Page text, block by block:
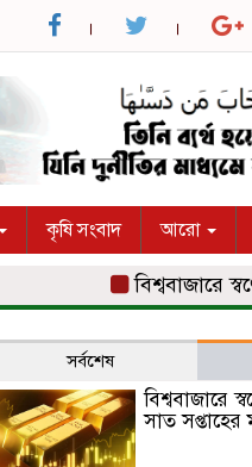
কৃষি সংবাদ আরো
বিশ্ববাজারে
সর্বশেষ
বিশ্ববাজারে
সাত সপ্তাহের